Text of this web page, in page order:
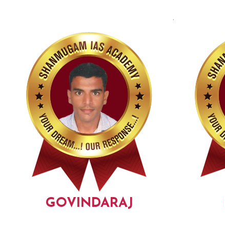
GOVINDARAJ
.